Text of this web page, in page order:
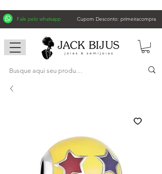
Fale pelo whatsapp Cupom Desconto: primeiracompra